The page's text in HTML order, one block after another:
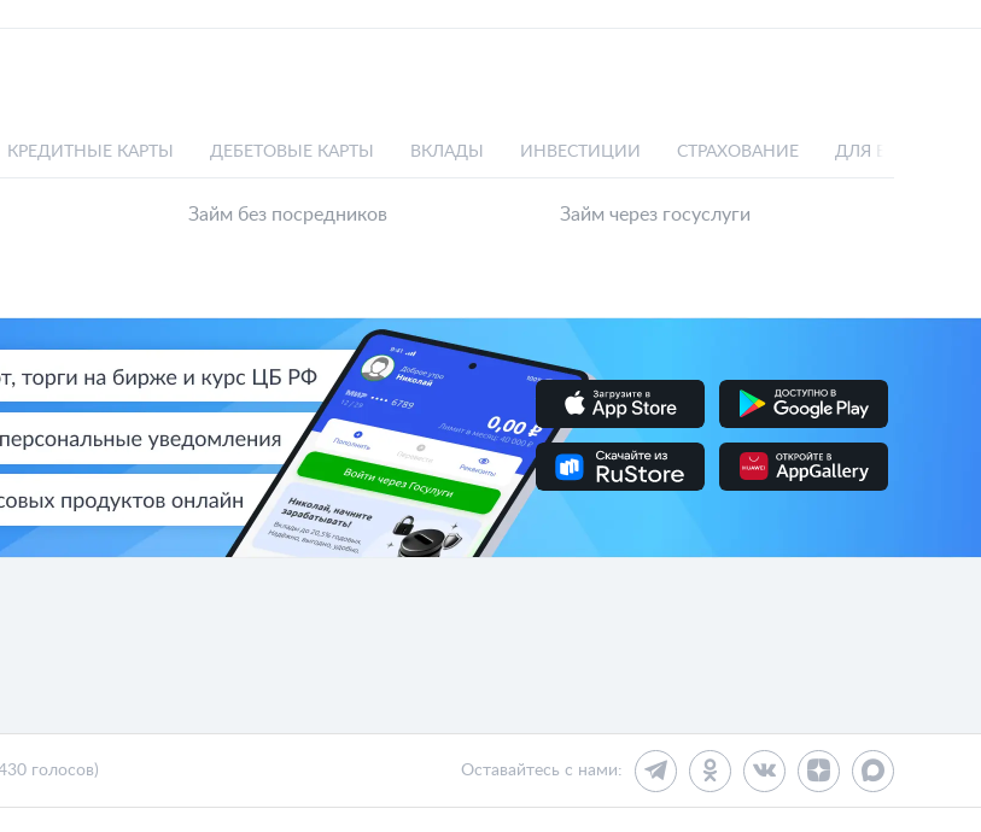
КРЕДИТНЫЕ КАРТЫ ДЕБЕТОВЫЕ КАРТЫ ВКЛАДЫ ИНВЕСТИЦИИ СТРАХОВАНИЕ ДЛЯ БИЗНЕСА
Займ без посредников Займ через госуслуги
голосов) Оставайтесь с нами: